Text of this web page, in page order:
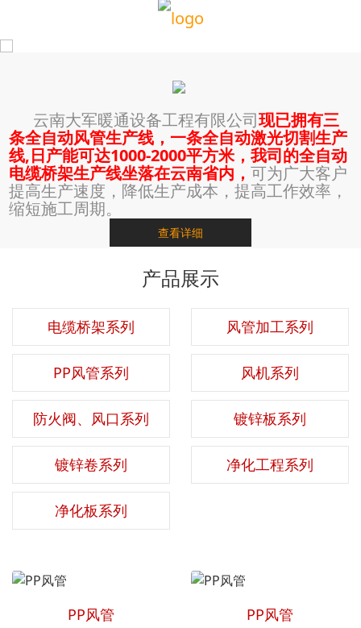
云南大军暖通设备工程有限公司现已拥有三
条全自动风管生产线，一条全自动激光切割生产
线,日产能可达1000-2000平方米，我司的全自动
电缆桥架生产线坐落在云南省内， 可为广大客户
提高生产速度，降低生产成本，提高工作效率，
缩短施工周期。
查看详细
产品展示
电缆桥架系列 风管加工系列
PP风管系列 风机系列
防火阀、风口系列 镀锌板系列
镀锌卷系列 净化工程系列
净化板系列
PP风管 PP风管